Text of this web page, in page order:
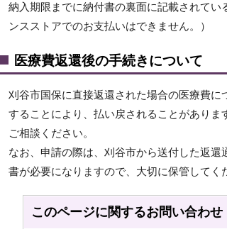
納入期限までに納付書の裏面に記載されて
ンスストアでのお支払いはできません。）
医療費返還後の手続きについて
刈谷市国保に直接返還された場合の医療費
することにより、払い戻されることがあり
ご相談ください。
なお、申請の際は、刈谷市から送付した返
書が必要になりますので、大切に保管してく
このページに関するお問い合わせ